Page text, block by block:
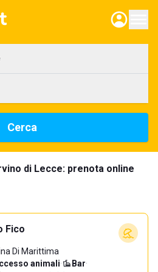
Cerca
di Lecce: prenota online
Fico
Di Marittima
animali· Bar·